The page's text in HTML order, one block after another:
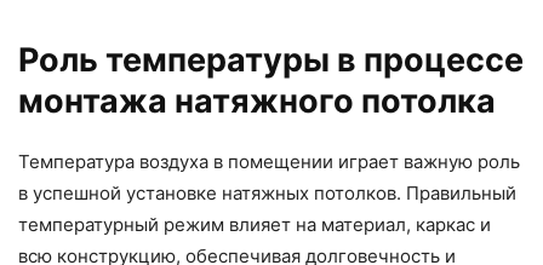
Роль температуры в процессе
монтажа натяжного потолка
Температура воздуха в помещении играет важную роль
в успешной установке натяжных потолков. Правильный
температурный режим влияет на материал, каркас и
всю конструкцию, обеспечивая долговечность и